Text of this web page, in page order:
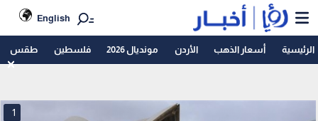
English
الرئيسية أسعار الذهب الأردن مونديال 2026 فلسطين طقس
1